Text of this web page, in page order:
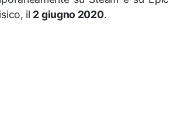
il 2 giugno 2020.